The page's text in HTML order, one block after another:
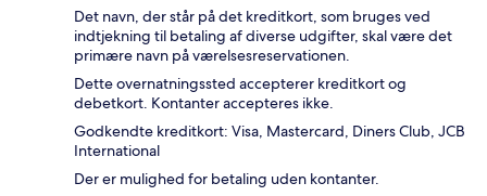
Det navn, der står på det kreditkort, som bruges ved
indtjekning til betaling af diverse udgifter, skal være det
primære navn på værelsesreservationen.
Dette overnatningssted accepterer kreditkort og
debetkort. Kontanter accepteres ikke.
Godkendte kreditkort: Visa, Mastercard, Diners Club, JCB
International
Der er mulighed for betaling uden kontanter.